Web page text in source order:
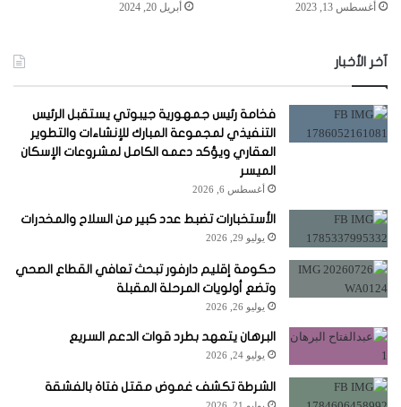
أغسطس 13, 2023 أبريل 20, 2024
آخر الأخبار
فخامة رئيس جمهورية جيبوتي يستقبل الرئيس
التنفيذي لمجموعة المبارك للإنشاءات والتطوير
العقاري ويؤكد دعمه الكامل لمشروعات الإسكان
الميسر
أغسطس 6, 2026
الأستخبارات تضبط عدد كبير من السلاح والمخدرات
يوليو 29, 2026
حكومة إقليم دارفور تبحث تعافي القطاع الصحي
وتضع أولويات المرحلة المقبلة
يوليو 26, 2026
البرهان يتعهد بطرد قوات الدعم السريع
يوليو 24, 2026
الشرطة تكشف غموض مقتل فتاة بالفشقة